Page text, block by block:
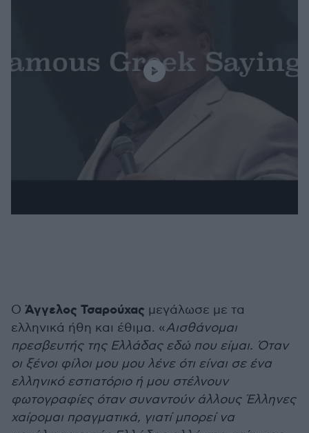
Ο Άγγελος Τσαρούχας μεγάλωσε με τα
ελληνικά ήθη και έθιμα. «Αισθάνομαι
πρεσβευτής της Ελλάδας εδώ που είμαι. Όταν
οι ξένοι φίλοι μου μου λένε ότι είναι σε ένα
ελληνικό εστιατόριο ή μου στέλνουν
φωτογραφίες όταν συναντούν άλλους Έλληνες
χαίρομαι πραγματικά, γιατί μπορεί να